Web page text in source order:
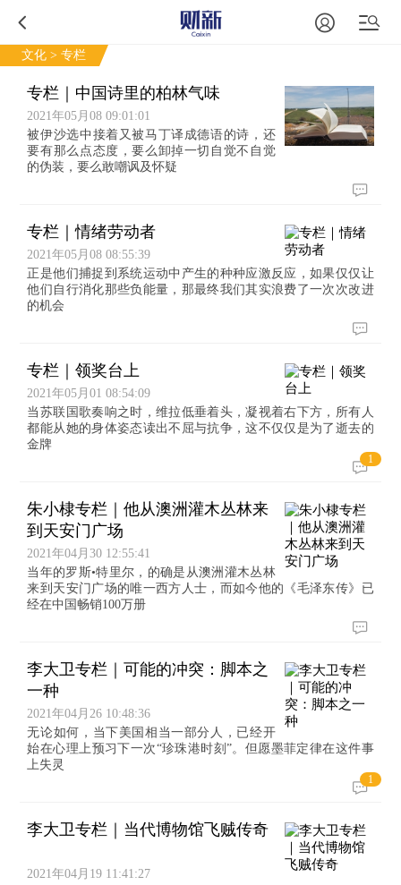
文化 > 专栏
专栏｜中国诗里的柏林气味
2021年05月08 09:01:01
被伊沙选中接着又被马丁译成德语的诗，还
要有那么点态度，要么卸掉一切自觉不自觉
的伪装，要么敢嘲讽及怀疑
专栏｜情绪劳动者
2021年05月08 08:55:39
正是他们捕捉到系统运动中产生的种种应激反应，如果仅仅让
他们自行消化那些负能量，那最终我们其实浪费了一次次改进
的机会
专栏｜领奖台上
2021年05月01 08:54:09
当苏联国歌奏响之时，维拉低垂着头，凝视着右下方，所有人
都能从她的身体姿态读出不屈与抗争，这不仅仅是为了逝去的
金牌
1
朱小棣专栏｜他从澳洲灌木丛林来
到天安门广场
2021年04月30 12:55:41
当年的罗斯•特里尔，的确是从澳洲灌木丛林
来到天安门广场的唯一西方人士，而如今他的《毛泽东传》已
经在中国畅销100万册
李大卫专栏｜可能的冲突：脚本之
一种
2021年04月26 10:48:36
无论如何，当下美国相当一部分人，已经开
始在心理上预习下一次“珍珠港时刻”。但愿墨菲定律在这件事
上失灵
1
李大卫专栏｜当代博物馆飞贼传奇
2021年04月19 11:41:27